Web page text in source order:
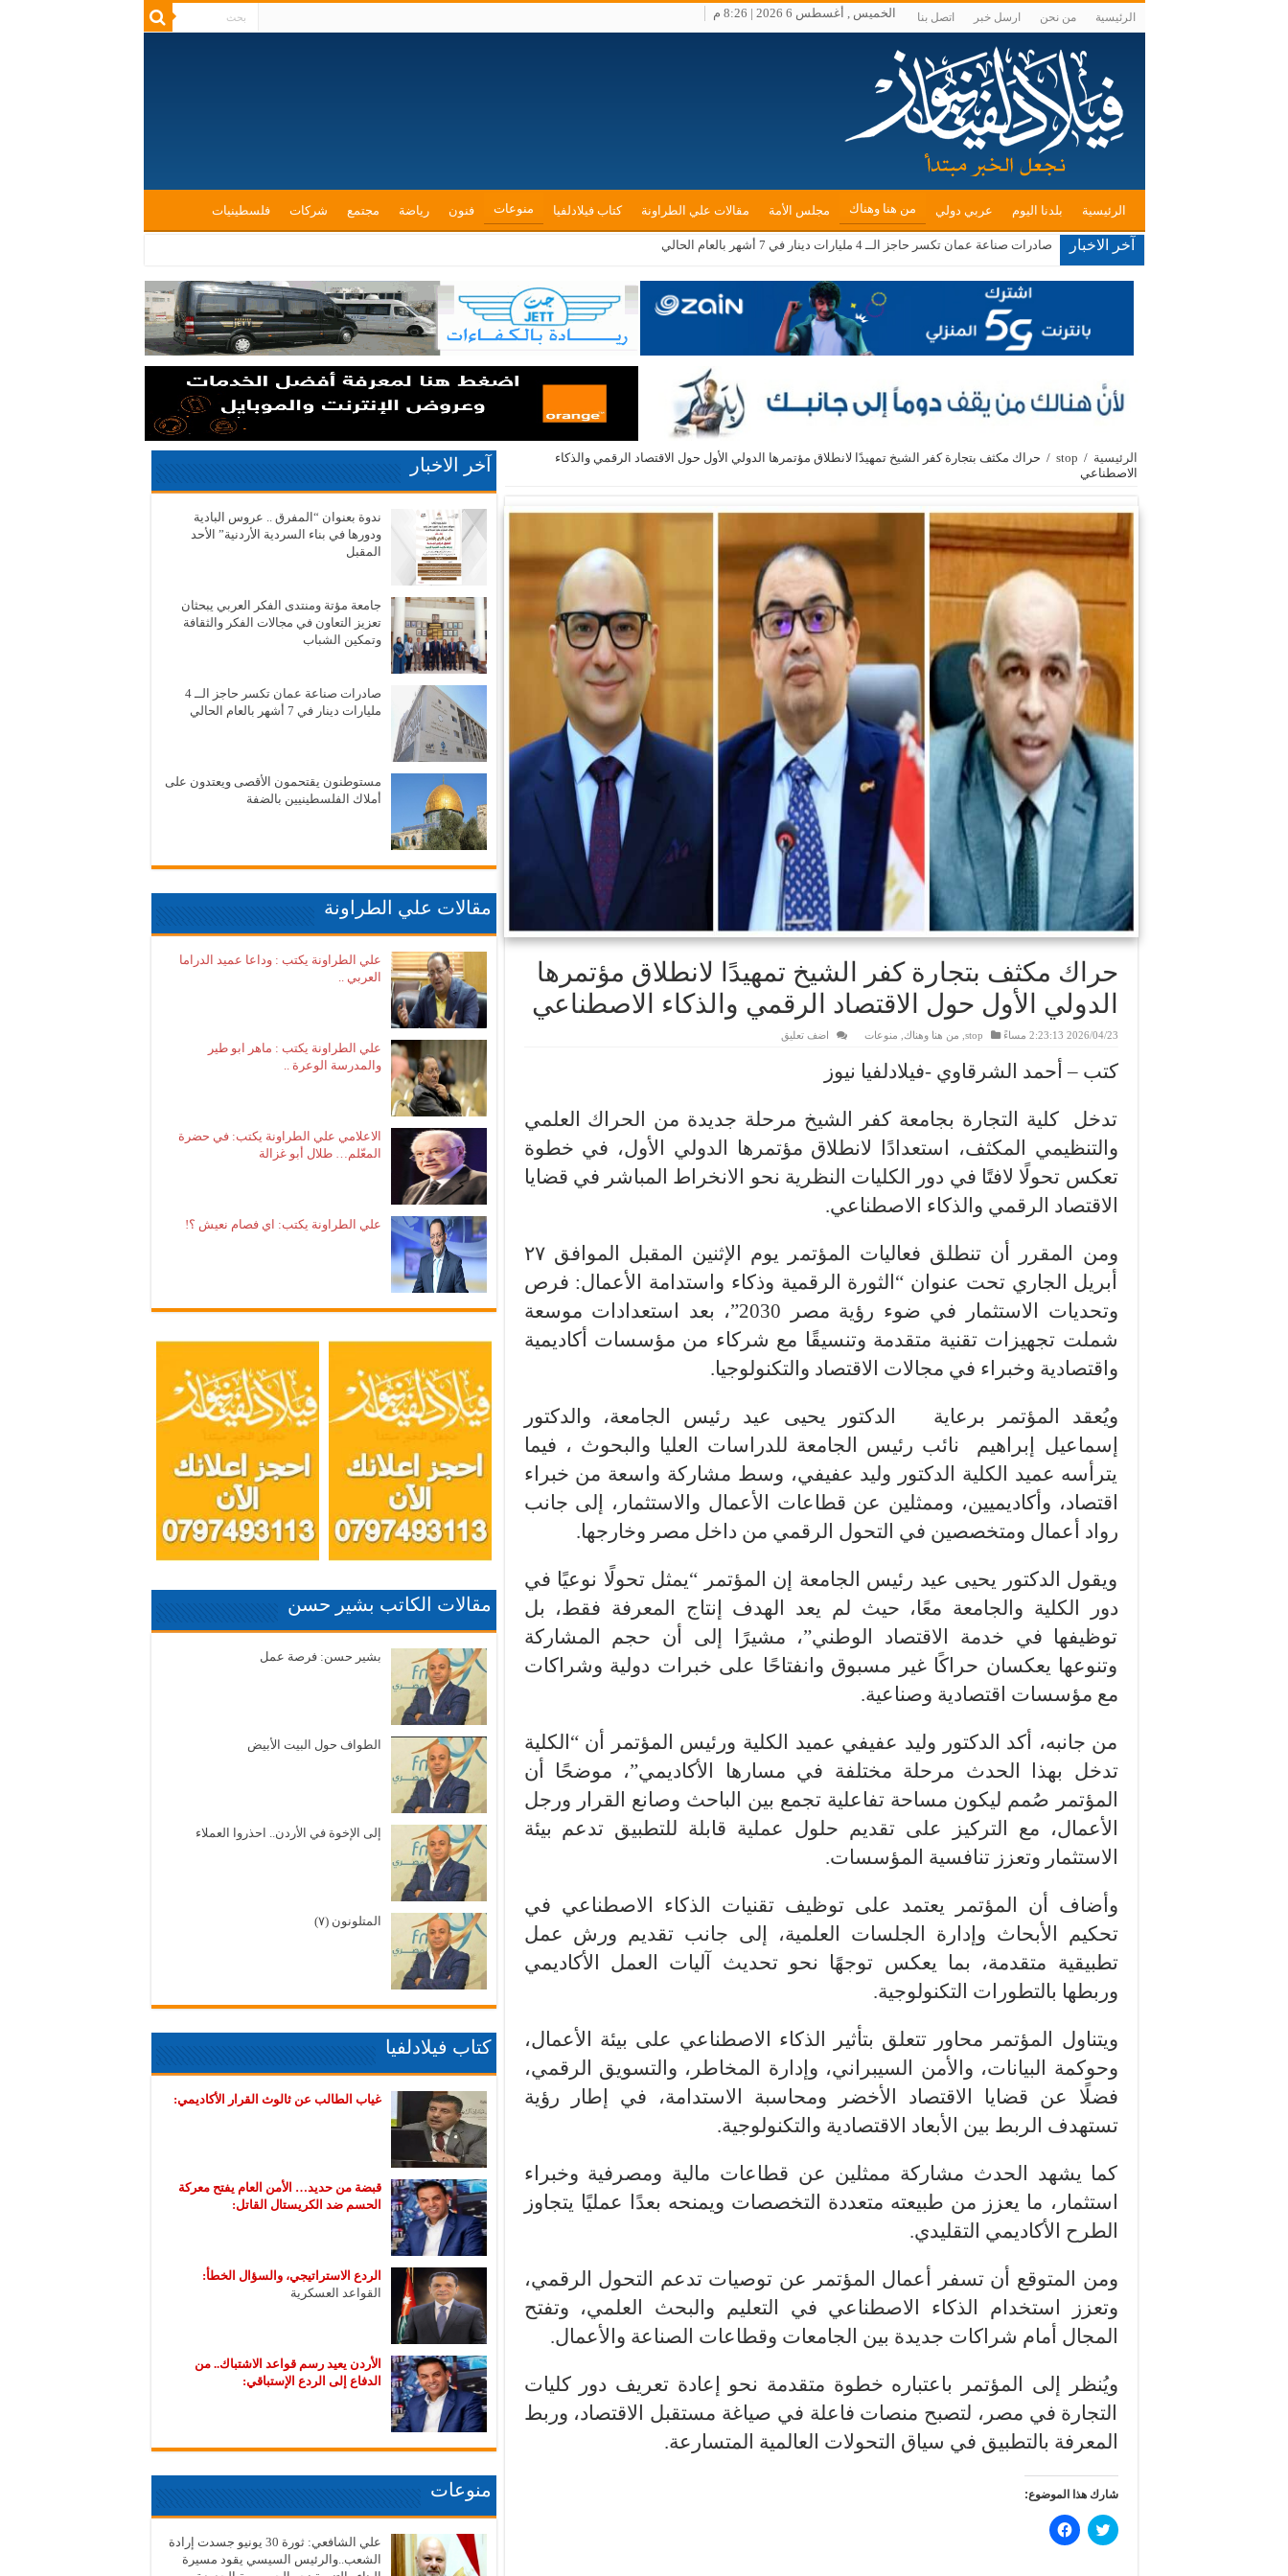
الرئيسية من نحن ارسل خبر اتصل بنا الخميس , أغسطس 6 2026 | 8:26 م
الرئيسية بلدنا اليوم عربي دولي من هنا وهناك مجلس الأمة مقالات علي الطراونة كتاب فيلادلفيا منوعات فنون رياضة مجتمع شركات فلسطينيات
آخر الاخبار مستوطنون يقتحمون الأقصى ويعتدون على أملاك الفلسطينيين بالضفة
الرئيسية /
stop
/ حراك مكثف بتجارة كفر الشيخ تمهيدًا لانطلاق مؤتمرها الدولي الأول حول الاقتصاد الرقمي والذكاء
الاصطناعي
حراك مكثف بتجارة كفر الشيخ تمهيدًا لانطلاق مؤتمرها
الدولي الأول حول الاقتصاد الرقمي والذكاء الاصطناعي
2026/04/23 2:23:13 مساءً stop من هنا وهناك منوعات اضف تعليق
كتب – أحمد الشرقاوي -فيلادلفيا نيوز
تدخل كلية التجارة بجامعة كفر الشيخ مرحلة جديدة من الحراك العلمي
والتنظيمي المكثف، استعدادًا لانطلاق مؤتمرها الدولي الأول، في خطوة
تعكس تحولًا لافتًا في دور الكليات النظرية نحو الانخراط المباشر في قضايا
الاقتصاد الرقمي والذكاء الاصطناعي.
ومن المقرر أن تنطلق فعاليات المؤتمر يوم الإثنين المقبل الموافق ٢٧
أبريل الجاري تحت عنوان “الثورة الرقمية وذكاء واستدامة الأعمال: فرص
وتحديات الاستثمار في ضوء رؤية مصر 2030”، بعد استعدادات موسعة
شملت تجهيزات تقنية متقدمة وتنسيقًا مع شركاء من مؤسسات أكاديمية
واقتصادية وخبراء في مجالات الاقتصاد والتكنولوجيا.
ويُعقد المؤتمر برعاية الدكتور يحيى عيد رئيس الجامعة، والدكتور
إسماعيل إبراهيم نائب رئيس الجامعة للدراسات العليا والبحوث ، فيما
يترأسه عميد الكلية الدكتور وليد عفيفي، وسط مشاركة واسعة من خبراء
اقتصاد، وأكاديميين، وممثلين عن قطاعات الأعمال والاستثمار، إلى جانب
رواد أعمال ومتخصصين في التحول الرقمي من داخل مصر وخارجها.
ويقول الدكتور يحيى عيد رئيس الجامعة إن المؤتمر “يمثل تحولًا نوعيًا في
دور الكلية والجامعة معًا، حيث لم يعد الهدف إنتاج المعرفة فقط، بل
توظيفها في خدمة الاقتصاد الوطني”، مشيرًا إلى أن حجم المشاركة
وتنوعها يعكسان حراكًا غير مسبوق وانفتاحًا على خبرات دولية وشراكات
مع مؤسسات اقتصادية وصناعية.
من جانبه، أكد الدكتور وليد عفيفي عميد الكلية ورئيس المؤتمر أن “الكلية
تدخل بهذا الحدث مرحلة مختلفة في مسارها الأكاديمي”، موضحًا أن
المؤتمر صُمم ليكون مساحة تفاعلية تجمع بين الباحث وصانع القرار ورجل
الأعمال، مع التركيز على تقديم حلول عملية قابلة للتطبيق تدعم بيئة
الاستثمار وتعزز تنافسية المؤسسات.
وأضاف أن المؤتمر يعتمد على توظيف تقنيات الذكاء الاصطناعي في
تحكيم الأبحاث وإدارة الجلسات العلمية، إلى جانب تقديم ورش عمل
تطبيقية متقدمة، بما يعكس توجهًا نحو تحديث آليات العمل الأكاديمي
وربطها بالتطورات التكنولوجية.
ويتناول المؤتمر محاور تتعلق بتأثير الذكاء الاصطناعي على بيئة الأعمال،
وحوكمة البيانات، والأمن السيبراني، وإدارة المخاطر، والتسويق الرقمي،
فضلًا عن قضايا الاقتصاد الأخضر ومحاسبة الاستدامة، في إطار رؤية
تستهدف الربط بين الأبعاد الاقتصادية والتكنولوجية.
كما يشهد الحدث مشاركة ممثلين عن قطاعات مالية ومصرفية وخبراء
استثمار، ما يعزز من طبيعته متعددة التخصصات ويمنحه بعدًا عمليًا يتجاوز
الطرح الأكاديمي التقليدي.
ومن المتوقع أن تسفر أعمال المؤتمر عن توصيات تدعم التحول الرقمي،
وتعزز استخدام الذكاء الاصطناعي في التعليم والبحث العلمي، وتفتح
المجال أمام شراكات جديدة بين الجامعات وقطاعات الصناعة والأعمال.
ويُنظر إلى المؤتمر باعتباره خطوة متقدمة نحو إعادة تعريف دور كليات
التجارة في مصر، لتصبح منصات فاعلة في صياغة مستقبل الاقتصاد، وربط
المعرفة بالتطبيق في سياق التحولات العالمية المتسارعة.
شارك هذا الموضوع:
ا
ض
ا
ن
آخر الاخبار
ندوة بعنوان “المفرق .. عروس البادية
ودورها في بناء السردية الأردنية” الأحد
المقبل
جامعة مؤتة ومنتدى الفكر العربي يبحثان
تعزيز التعاون في مجالات الفكر والثقافة
وتمكين الشباب
صادرات صناعة عمان تكسر حاجز الــ 4
مليارات دينار في 7 أشهر بالعام الحالي
مستوطنون يقتحمون الأقصى ويعتدون على
أملاك الفلسطينيين بالضفة
مقالات علي الطراونة
علي الطراونة يكتب : وداعا عميد الدراما
العربي ..
علي الطراونة يكتب : ماهر ابو طير
والمدرسة الوعرة ..
الاعلامي علي الطراونة يكتب: في حضرة
المعّلم… طلال أبو غزالة
علي الطراونة يكتب: اي فصام نعيش ؟!
مقالات الكاتب بشير حسن
بشير حسن: فرصة عمل
الطواف حول البيت الأبيض
إلى الإخوة في الأردن.. احذروا العملاء
المتلونون (٧)
كتاب فيلادلفيا
غياب الطالب عن ثالوث القرار الأكاديمي:
قبضة من حديد… الأمن العام يفتح معركة
الحسم ضد الكريستال القاتل:
الردع الاستراتيجي، والسؤال الخطأ:
القواعد العسكرية
الأردن يعيد رسم قواعد الاشتباك.. من
الدفاع إلى الردع الإستباقي:
منوعات
علي الشافعي: ثورة 30 يونيو جسدت إرادة
الشعب..والرئيس السيسي يقود مسيرة